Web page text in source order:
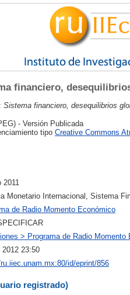
financiero,
Sistema financiero, desequilibrios
- Versión Publicada
tipo Creative Commons
2011
Monetario Internacional, Sistema
de Radio Momento Económico
> Programa de Radio Momento
2012 23:50
id/eprint/856
registrado)